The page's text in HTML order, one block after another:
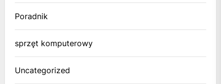
Poradnik
sprzęt komputerowy
Uncategorized